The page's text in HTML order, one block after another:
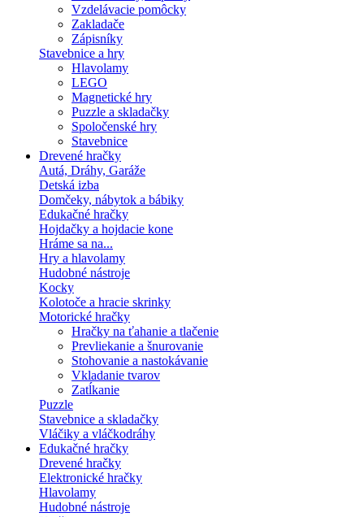
Vzdelávacie pomôcky
Zakladače
Zápisníky
Stavebnice a hry
Hlavolamy
LEGO
Magnetické hry
Puzzle a skladačky
Spoločenské hry
Stavebnice
Drevené hračky
Autá, Dráhy, Garáže
Detská izba
Domčeky, nábytok a bábiky
Edukačné hračky
Hojdačky a hojdacie kone
Hráme sa na...
Hry a hlavolamy
Hudobné nástroje
Kocky
Kolotoče a hracie skrinky
Motorické hračky
Hračky na ťahanie a tlačenie
Prevliekanie a šnurovanie
Stohovanie a nastokávanie
Vkladanie tvarov
Zatĺkanie
Puzzle
Stavebnice a skladačky
Vláčiky a vláčkodráhy
Edukačné hračky
Drevené hračky
Elektronické hračky
Hlavolamy
Hudobné nástroje